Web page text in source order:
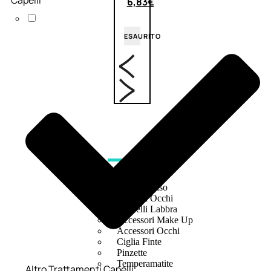
ESAURITO
ACCESSORI
Pennelli Viso
Pennelli Occhi
Pennelli Labbra
Accessori Make Up
Accessori Occhi
Ciglia Finte
Pinzette
Temperamatite